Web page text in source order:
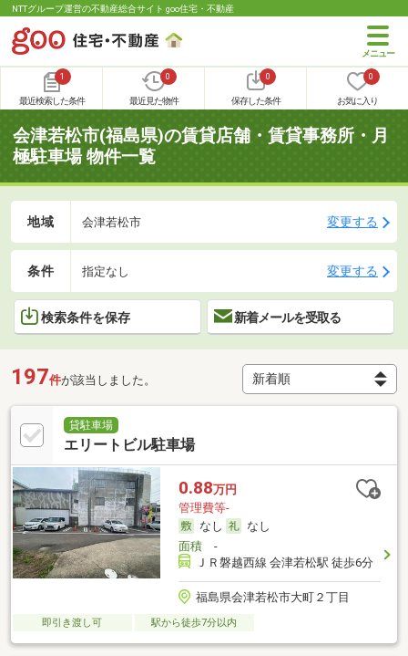
NTTグループ運営の不動産総合サイト goo住宅・不動産
1
最近検索した条件
0
最近見た物件
0
保存した条件
0
お気に入り
会津若松市(福島県)の賃貸店舗・賃貸事務所・月
極駐車場 物件一覧
地域 会津若松市 変更する
条件 指定なし 変更する
検索条件を保存 新着メールを受取る
197件が該当しました。
貸駐車場
エリートビル駐車場
0.88万円
管理費等-
なし
なし
面積-
ＪＲ磐越西線 会津若松駅 徒歩6分
福島県会津若松市大町２丁目
即引き渡し可 駅から徒歩7分以内